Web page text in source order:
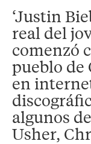
‘Justin
real del
comenzó
pueblo de
en
algunos
Usher,